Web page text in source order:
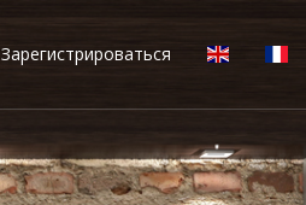
Зарегистрироваться